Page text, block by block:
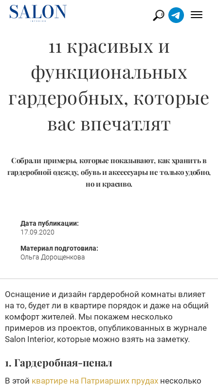
11 красивых и
функциональных
гардеробных, которые
вас впечатлят
Собрали примеры, которые показывают, как хранить в
гардеробной одежду, обувь и аксессуары не только удобно,
но и красиво.
Дата публикации:
17.09.2020
Материал подготовила:
Ольга Дорощенкова
Оснащение и дизайн гардеробной комнаты влияет
на то, будет ли в квартире порядок и даже на общий
комфорт жителей. Мы покажем несколько
примеров из проектов, опубликованных в журнале
Salon Interior, которые можно взять на заметку.
1. Гардеробная-пенал
В этой квартире на Патриарших прудах несколько